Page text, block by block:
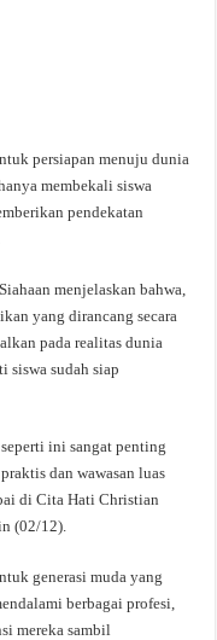
persiapan menuju dunia
membekali siswa
pendekatan
menjelaskan bahwa,
yang dirancang secara
pada realitas dunia
siswa sudah siap
ini sangat penting
dan wawasan luas
di Cita Hati Christian
(02/12).
generasi muda yang
berbagai profesi,
mereka sambil